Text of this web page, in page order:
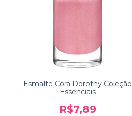
Esmalte Cora Dorothy Coleção
Essenciais
R$7,89